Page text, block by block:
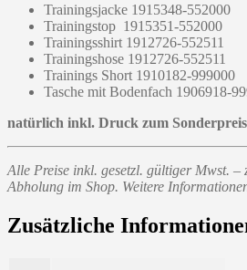
Trainingsjacke 1915348-552000
Trainingstop 1915351-552000
Trainingsshirt 1912726-552511
Trainingshose 1912726-552511
Trainings Short 1910182-999000
Tasche mit Bodenfach 1906918-
natürlich inkl. Druck zum Sonderpreis
Alle Preise inkl. gesetzl. gültiger Mwst. –
Abholung im Shop. Weitere
Zusätzliche